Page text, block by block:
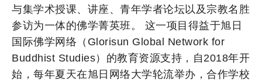
与集学术授课、讲座、青年学者论坛以及宗教名胜
参访为一体的佛学菁英班。 这一项目得益于旭日
国际佛学网络（Glorisun Global Network for
Buddhist Studies）的教育资源支持，自2018年开
始，每年夏天在旭日网络大学轮流举办，合作学校